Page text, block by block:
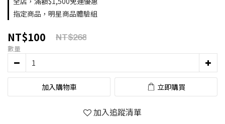
指定商品，明星商品體驗組
NT$100 NT$268
數量
加入購物車 立即購買
加入追蹤清單